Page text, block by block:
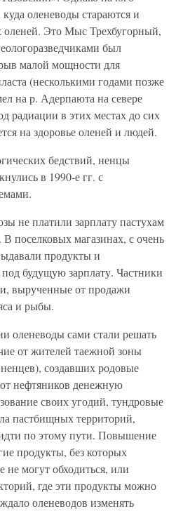
куда оленеводы стараются и
оленей. Это Мыс Трехбугорный,
был
малой мощности для
(несколькими годами позже
на р. Адерпаюта на севере
радиации в этих местах до сих
на здоровье оленей и людей.
бедствий, ненцы
в 1990-е гг. с
не платили зарплату пастухам
В поселковых магазинах, с очень
продукты и
будущую зарплату. Частники
вырученные от продажи
и рыбы.
оленеводы сами стали решать
от жителей таежной зоны
создавших родовые
нефтяников денежную
своих угодий, тундровые
пастбищных территорий,
идти по этому пути. Повышение
продукты, без которых
могут обходиться, или
где эти продукты можно
оленеводов изменять